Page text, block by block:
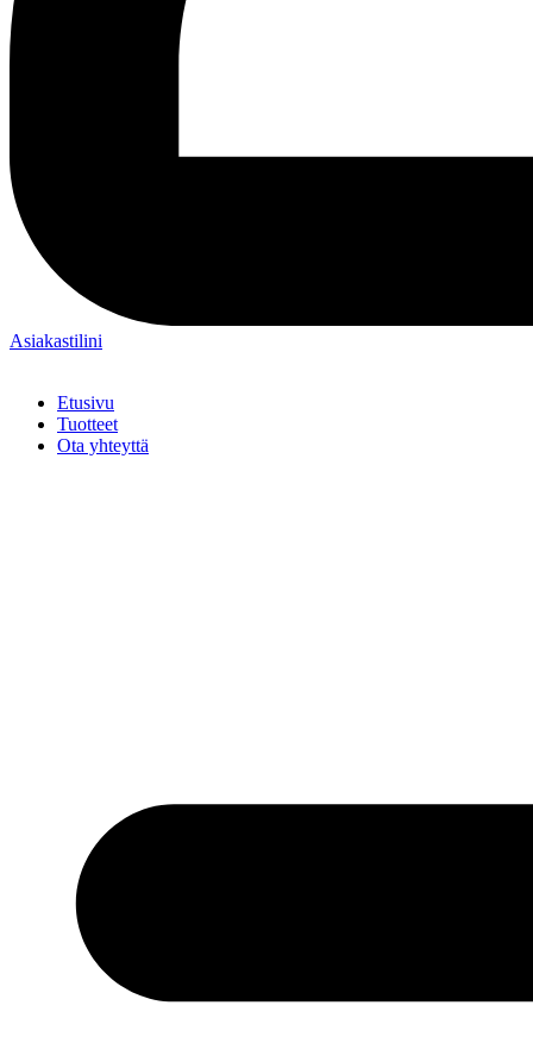
Asiakastilini
Etusivu
Tuotteet
Ota yhteyttä